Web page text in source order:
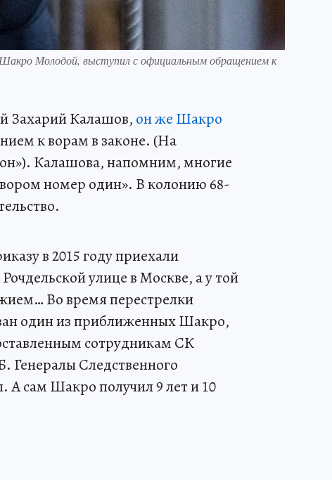
Молодой, выступил с официальным обращением к
Захарий Калашов, он же Шакро
к ворам в законе. (На
Калашова, напомним, многие
номер один». В колонию 68-
в 2015 году приехали
улице в Москве, а у той
Во время перестрелки
один из приближенных Шакро,
сотрудникам СК
Генералы Следственного
А сам Шакро получил 9 лет и 10